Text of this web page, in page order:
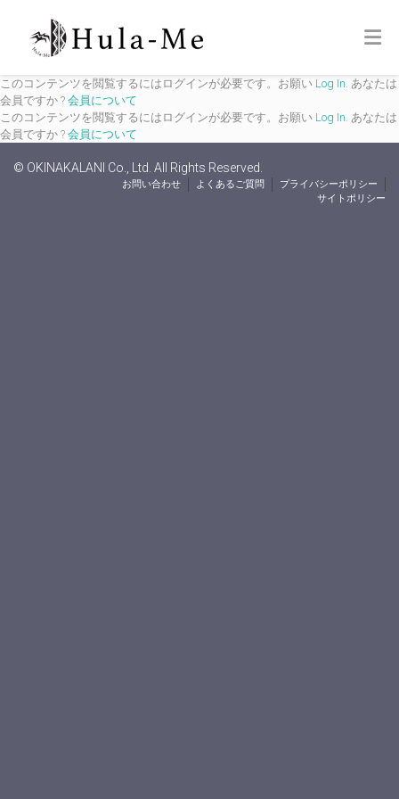
このコンテンツを閲覧するにはログインが必要です。お願い Log In. あなたは
会員ですか ? 会員について
このコンテンツを閲覧するにはログインが必要です。お願い Log In. あなたは
会員ですか ? 会員について
© OKINAKALANI Co., Ltd. All Rights Reserved.
お問い合わせ よくあるご質問
プライバシーポリシー
サイトポリシー